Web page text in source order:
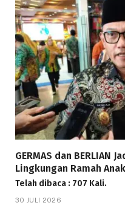
GERMAS dan BERLIAN
Lingkungan Ramah Anak
Telah dibaca : 707 Kali.
30 JULI 2026